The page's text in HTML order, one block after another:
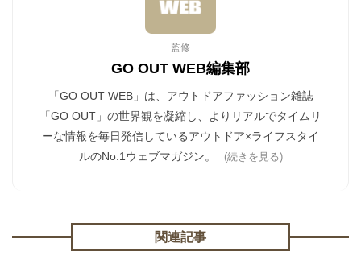
監修
GO OUT WEB編集部
「GO OUT WEB」は、アウトドアファッション雑誌
「GO OUT」の世界観を凝縮し、よりリアルでタイムリ
ーな情報を毎日発信しているアウトドア×ライフスタイ
ルのNo.1ウェブマガジン。
(続きを見る)
関連記事